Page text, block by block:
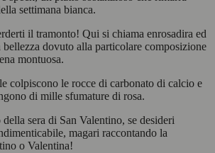
settimana bianca.
il tramonto! Qui si chiama enrosadira ed
dovuto alla particolare composizione
montuosa.
colpiscono le rocce di carbonato di calcio e
di mille sfumature di rosa.
sera di San Valentino, se desideri
magari raccontando la
o Valentina!